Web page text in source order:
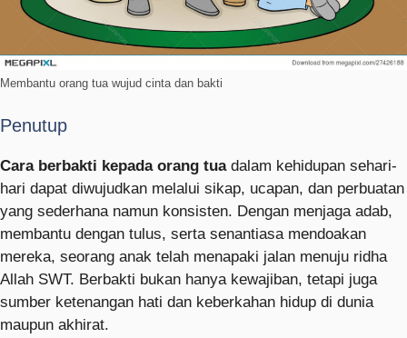
Membantu orang tua wujud cinta dan bakti
Penutup
Cara berbakti kepada orang tuadalam kehidupan sehari-
hari dapat diwujudkan melalui sikap, ucapan, dan perbuatan
yang sederhana namun konsisten. Dengan menjaga adab,
membantu dengan tulus, serta senantiasa mendoakan
mereka, seorang anak telah menapaki jalan menuju ridha
Allah SWT. Berbakti bukan hanya kewajiban, tetapi juga
sumber ketenangan hati dan keberkahan hidup di dunia
maupun akhirat.